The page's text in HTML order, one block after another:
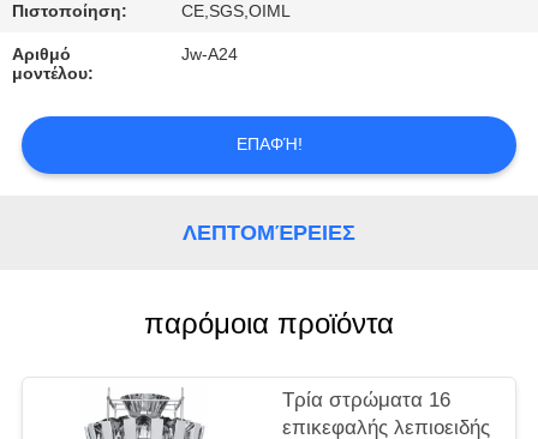
ΖΗΤΉΣΤΕ
ΈΝΑ
ΑΠΌΣΠΑΣΜΑ
Πιστοποίηση: CE,SGS,OIML
Αριθμό
μοντέλου:
Jw-A24
ΕΠΑΦΉ!
ΛΕΠΤΟΜΈΡΕΙΕΣ
παρόμοια προϊόντα
Τρία στρώματα 16
επικεφαλής λεπιοειδής